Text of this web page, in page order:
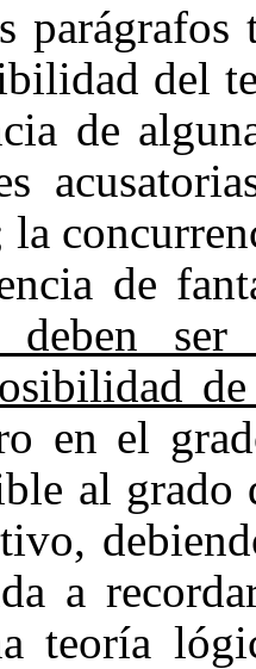
parágrafos
del
de
de
deben
en el
al grado
a
teoría